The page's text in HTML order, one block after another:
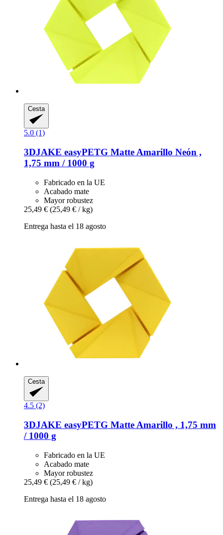
Cesta
5.0 (1)
3DJAKE easyPETG Matte Amarillo Neón ,
1,75 mm / 1000 g
Fabricado en la UE
Acabado mate
Mayor robustez
25,49 € (25,49 € / kg)
Entrega hasta el 18 agosto
Cesta
4.5 (2)
3DJAKE easyPETG Matte Amarillo , 1,75 mm
/ 1000 g
Fabricado en la UE
Acabado mate
Mayor robustez
25,49 € (25,49 € / kg)
Entrega hasta el 18 agosto